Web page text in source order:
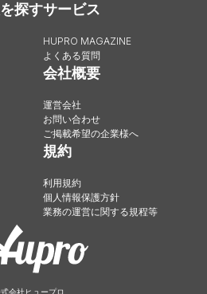
探すサービス
HUPRO MAGAZINE
よくある質問
会社概要
運営会社
お問い合わせ
ご掲載希望の企業様へ
規約
利用規約
個人情報保護方針
業務の運営に関する規程等
会社ヒュープロ